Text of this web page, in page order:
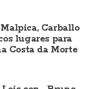
Carballo
lugares para
Costa da Morte